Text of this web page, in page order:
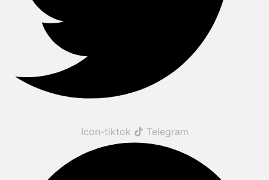
Icon-tiktok Telegram